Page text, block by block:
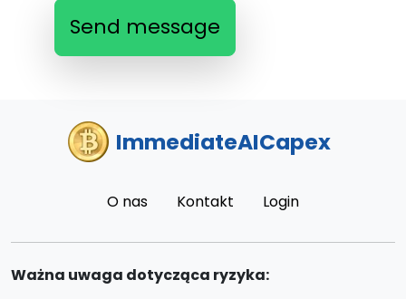
Send message
ImmediateAICapex
O nas Kontakt Login
Ważna uwaga dotycząca ryzyka: